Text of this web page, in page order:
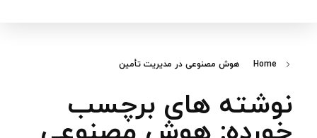
Home هوش مصنوعی در مدیریت تأمین
نوشته های برچسب